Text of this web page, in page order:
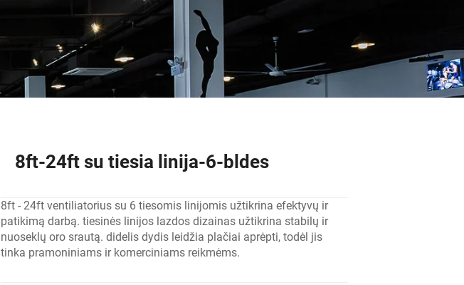
8ft-24ft su tiesia linija-6-bldes
8ft - 24ft ventiliatorius su 6 tiesomis linijomis užtikrina efektyvų ir
patikimą darbą. tiesinės linijos lazdos dizainas užtikrina stabilų ir
nuoseklų oro srautą. didelis dydis leidžia plačiai aprėpti, todėl jis
tinka pramoniniams ir komerciniams reikmėms.